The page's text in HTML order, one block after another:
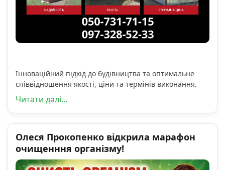
Інноваційний підхід до будівництва та оптимальне
співвідношення якості, ціни та термінів виконання.
Читати далі...
Олеся Прокопенко відкрила марафон
очищенння організму!